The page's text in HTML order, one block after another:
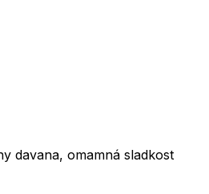
davana, omamná sladkost